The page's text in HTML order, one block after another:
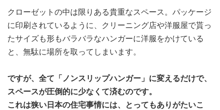
クローゼットの中は限りある貴重なスペース。パッケージ
に印刷されているように、クリーニング店や洋服屋で貰っ
たサイズも形もバラバラなハンガーに洋服をかけている
と、無駄に場所を取ってしまいます。
ですが、全て「ノンスリップハンガー」に変えるだけで、
スペースが圧倒的に少なくて済むのです。
これは狭い日本の住宅事情には、とってもありがたいこ